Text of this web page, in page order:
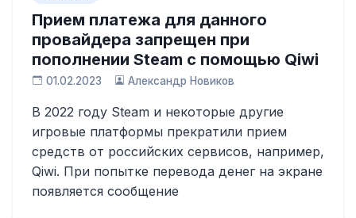
Прием платежа для данного
провайдера запрещен при
пополнении Steam с помощью Qiwi
01.02.2023 Александр Новиков
В 2022 году Steam и некоторые другие
игровые платформы прекратили прием
средств от российских сервисов, например,
Qiwi. При попытке перевода денег на экране
появляется сообщение